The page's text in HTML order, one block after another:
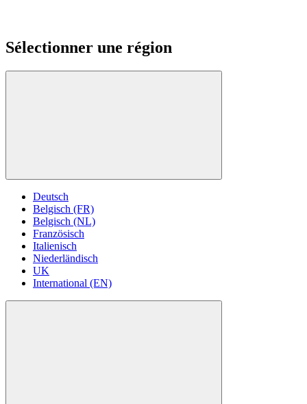
Sélectionner une région
Deutsch
Belgisch (FR)
Belgisch (NL)
Französisch
Italienisch
Niederländisch
UK
International (EN)